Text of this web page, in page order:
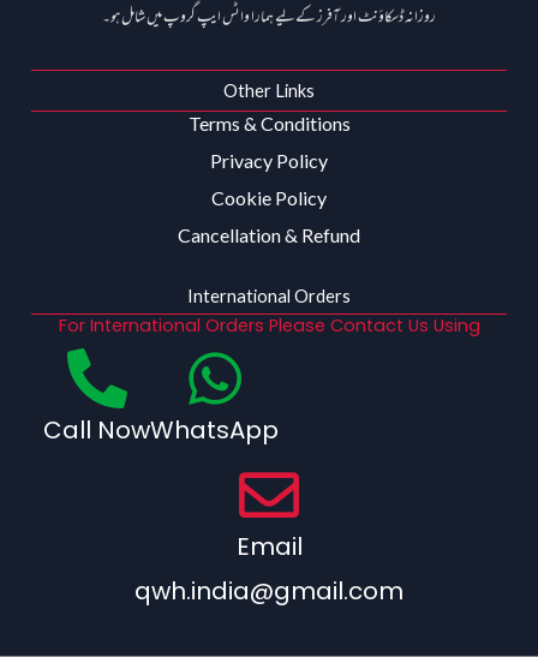
روزانہ ڈسکاؤنٹ اور آفرز کے لیے ہمارا واٹس ایپ گروپ میں شامل ہو۔
Other Links
Terms & Conditions
Privacy Policy
Cookie Policy
Cancellation & Refund
International Orders
For International Orders Please Contact Us Using
Call NowWhatsApp
Email
qwh.india@gmail.com